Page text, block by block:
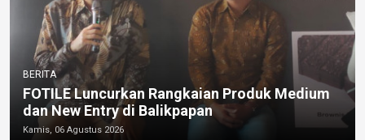
BERITA
FOTILE Luncurkan Rangkaian Produk Medium
dan New Entry di Balikpapan
Kamis, 06 Agustus 2026